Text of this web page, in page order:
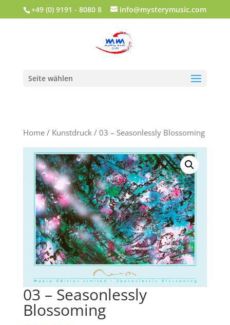
+49 (0) 9191 - 8080 8 info@mysterymusic.com
Seite wählen
Home/ Kunstdruck/ 03 – Seasonlessly Blossoming
03 – Seasonlessly
Blossoming